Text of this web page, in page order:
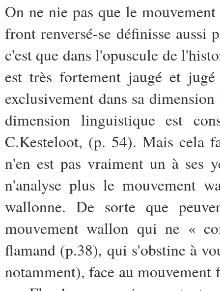
On ne nie pas que le
front renversé-se définisse aussi
c'est que dans l'opuscule de
est très fortement jaugé et
exclusivement dans sa
dimension linguistique est
C.Kesteloot, (p. 54). Mais cela
n'en est pas vraiment un à ses
n'analyse plus le mouvement
wallonne. De sorte que
mouvement wallon qui ne «
flamand (p.38), qui s'obstine à
notamment), face au